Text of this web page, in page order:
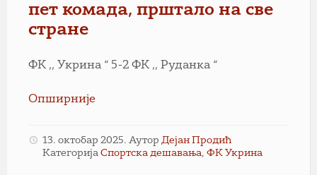
пет комада, прштало на све
стране
ФК ,, Укрина “ 5-2 ФК ,, Руданка “
Опширније
13. октобар 2025. Аутор Дејан Продић
Категорија Спортска дешавања, ФК Укрина